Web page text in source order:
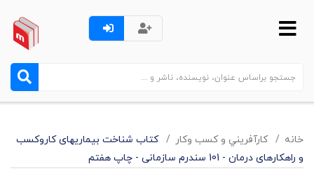
خانه کارآفريني و کسب وکار
کتاب شناخت بیماریهای کاروکسب
و راهکارهای درمان - 101 سندرم سازمانی - چاپ هفتم